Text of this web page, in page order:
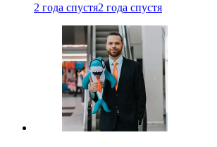
2 года спустя2 года спустя